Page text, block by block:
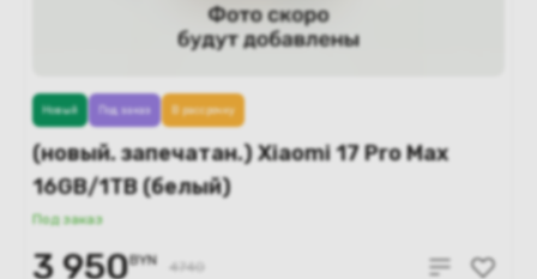
(новый. запечатан.) Xiaomi 17 Pro Max
16GB/1TB (белый)
Под заказ
Новый Под заказ В рассрочку
3 950BYN 4740